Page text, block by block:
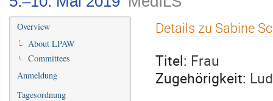
Veranstaltungsmenü
Overview
About LPAW
Committees
Anmeldung
Tagesordnung
Details zu Sabine
Titel: Frau
Zugehörigkeit: